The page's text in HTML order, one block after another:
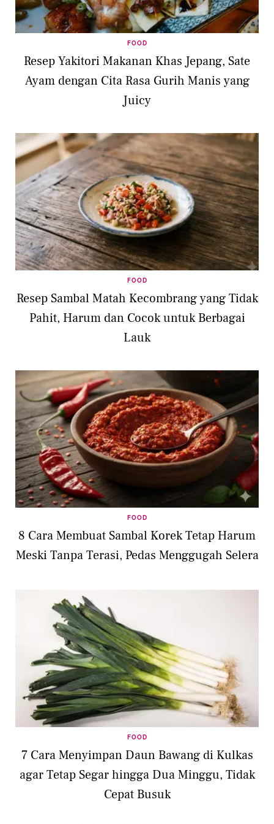
FOOD
Resep Yakitori Makanan Khas Jepang, Sate
Ayam dengan Cita Rasa Gurih Manis yang
Juicy
FOOD
Resep Sambal Matah Kecombrang yang Tidak
Pahit, Harum dan Cocok untuk Berbagai
Lauk
FOOD
8 Cara Membuat Sambal Korek Tetap Harum
Meski Tanpa Terasi, Pedas Menggugah Selera
FOOD
7 Cara Menyimpan Daun Bawang di Kulkas
agar Tetap Segar hingga Dua Minggu, Tidak
Cepat Busuk